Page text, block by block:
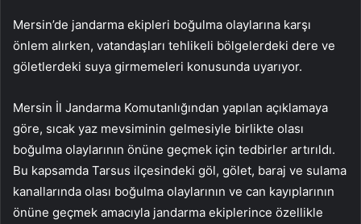
Mersin’de jandarma ekipleri boğulma olaylarına karşı
önlem alırken, vatandaşları tehlikeli bölgelerdeki dere ve
göletlerdeki suya girmemeleri konusunda uyarıyor.
Mersin İl Jandarma Komutanlığından yapılan açıklamaya
göre, sıcak yaz mevsiminin gelmesiyle birlikte olası
boğulma olaylarının önüne geçmek için tedbirler artırıldı.
Bu kapsamda Tarsus ilçesindeki göl, gölet, baraj ve sulama
kanallarında olası boğulma olaylarının ve can kayıplarının
önüne geçmek amacıyla jandarma ekiplerince özellikle